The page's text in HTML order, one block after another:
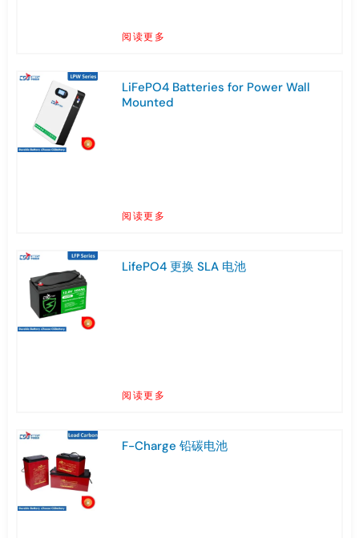
阅读更多
LiFePO4 Batteries for Power Wall
Mounted
阅读更多
LifePO4 更换 SLA 电池
阅读更多
F-Charge 铅碳电池